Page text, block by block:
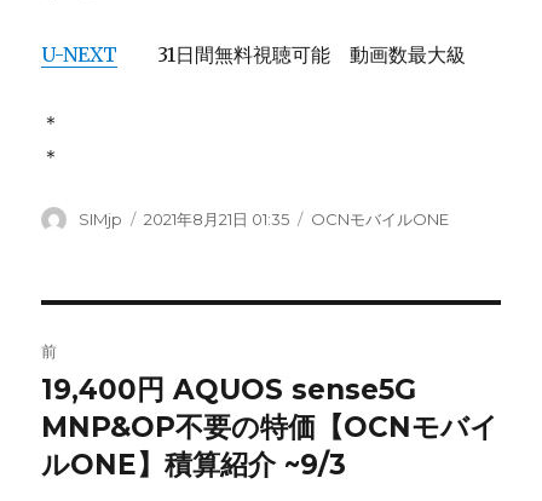
U-NEXT 31日間無料視聴可能 動画数最大級
＊
＊
投
SIMjp
投
2021年8月21日 01:35
カ
OCNモバイルONE
稿
ナ
ビ
前
前
の
投
19,400円 AQUOS sense5G
MNP&OP不要の特価【OCNモバイ
ルONE】積算紹介 ~9/3